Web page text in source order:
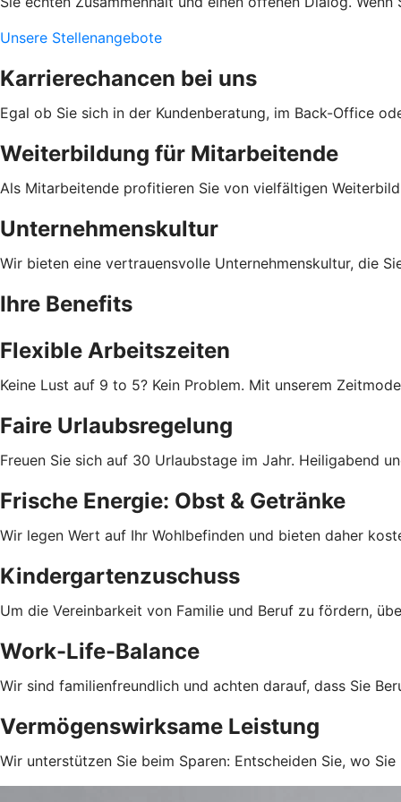
Unsere Stellenangebote
Karrierechancen bei uns
Egal ob Sie sich in der Kundenberatung, im Back-Office
Weiterbildung für Mitarbeitende
Als Mitarbeitende profitieren Sie von vielfältigen
Unternehmenskultur
Wir bieten eine vertrauensvolle Unternehmenskultur, die
Ihre Benefits
Flexible Arbeitszeiten
Keine Lust auf 9 to 5? Kein Problem. Mit unserem
Faire Urlaubsregelung
Freuen Sie sich auf 30 Urlaubstage im Jahr. Heiligabend
Frische Energie: Obst & Getränke
Wir legen Wert auf Ihr Wohlbefinden und bieten daher
Kindergartenzuschuss
Um die Vereinbarkeit von Familie und Beruf zu fördern,
Work-Life-Balance
Wir sind familienfreundlich und achten darauf, dass Sie
Vermögenswirksame Leistung
Wir unterstützen Sie beim Sparen: Entscheiden Sie, wo